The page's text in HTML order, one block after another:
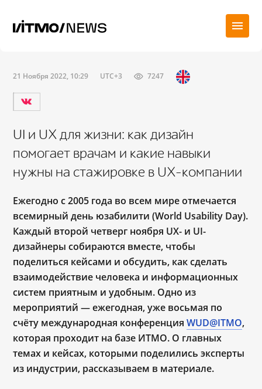
21 Ноября 2022, 10:29 UTC+3 7247
UI и UX для жизни: как дизайн
помогает врачам и какие навыки
нужны на стажировке в UX-компании
Ежегодно с 2005 года во всем мире отмечается
всемирный день юзабилити (World Usability Day).
Каждый второй четверг ноября UX- и UI-
дизайнеры собираются вместе, чтобы
поделиться кейсами и обсудить, как сделать
взаимодействие человека и информационных
систем приятным и удобным. Одно из
мероприятий — ежегодная, уже восьмая по
счёту международная конференцияWUD@ITMO,
которая проходит на базе ИТМО. О главных
темах и кейсах, которыми поделились эксперты
из индустрии, рассказываем в материале.